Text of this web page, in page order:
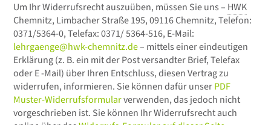
Um Ihr Widerrufsrecht auszuüben, müssen Sie uns – HWK
Chemnitz, Limbacher Straße 195, 09116 Chemnitz, Telefon:
0371/5364-0, Telefax: 0371/ 5364-516, E-Mail:
lehrgaenge@hwk-chemnitz.de– mittels einer eindeutigen
Erklärung (z. B. ein mit der Post versandter Brief, Telefax
oder E -Mail) über Ihren Entschluss, diesen Vertrag zu
widerrufen, informieren. Sie können dafür unserPDF
Muster-Widerrufsformularverwenden, das jedoch nicht
vorgeschrieben ist. Sie können Ihr Widerrufsrecht auch